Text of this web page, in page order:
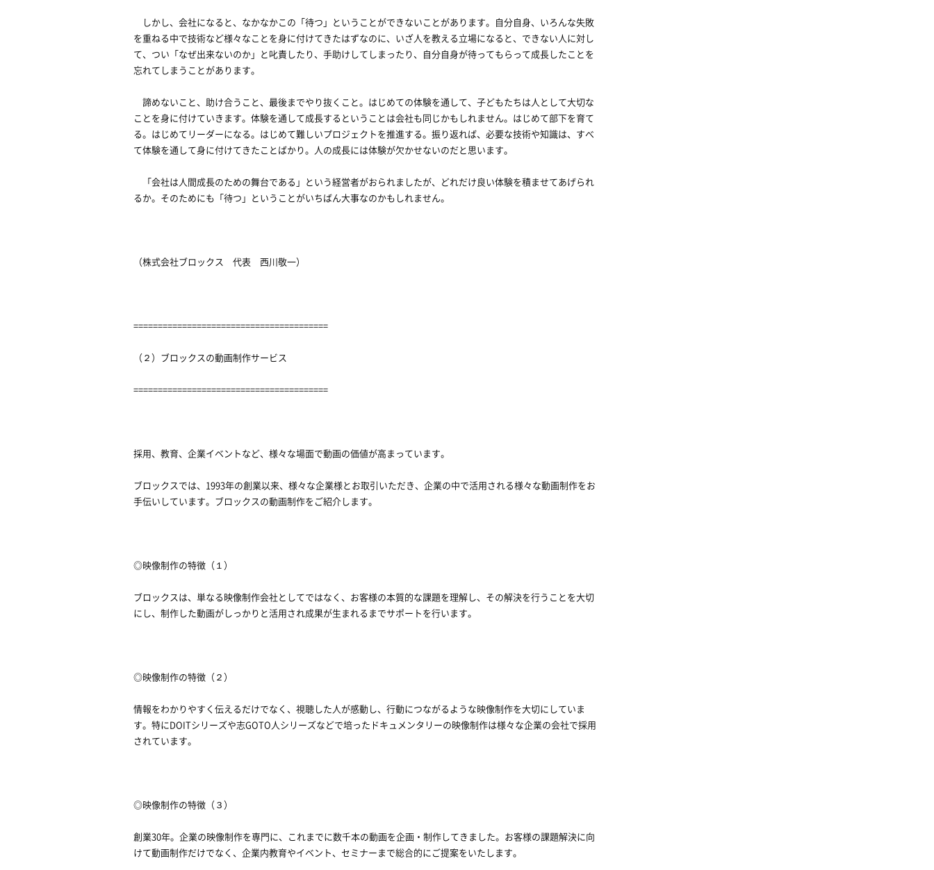
しかし、会社になると、なかなかこの「待つ」ということができないことがあります。自分自身、いろんな失敗
を重ねる中で技術など様々なことを身に付けてきたはずなのに、いざ人を教える立場になると、できない人に対し
て、つい「なぜ出来ないのか」と叱責したり、手助けしてしまったり、自分自身が待ってもらって成長したことを
忘れてしまうことがあります。
諦めないこと、助け合うこと、最後までやり抜くこと。はじめての体験を通して、子どもたちは人として大切な
ことを身に付けていきます。体験を通して成長するということは会社も同じかもしれません。はじめて部下を育て
る。はじめてリーダーになる。はじめて難しいプロジェクトを推進する。振り返れば、必要な技術や知識は、すべ
て体験を通して身に付けてきたことばかり。人の成長には体験が欠かせないのだと思います。
「会社は人間成長のための舞台である」という経営者がおられましたが、どれだけ良い体験を積ませてあげられ
るか。そのためにも「待つ」ということがいちばん大事なのかもしれません。
（株式会社ブロックス 代表 西川敬一）
========================================
（２）ブロックスの動画制作サービス
========================================
採用、教育、企業イベントなど、様々な場面で動画の価値が高まっています。
ブロックスでは、1993年の創業以来、様々な企業様とお取引いただき、企業の中で活用される様々な動画制作をお
手伝いしています。ブロックスの動画制作をご紹介します。
◎映像制作の特徴（１）
ブロックスは、単なる映像制作会社としてではなく、お客様の本質的な課題を理解し、その解決を行うことを大切
にし、制作した動画がしっかりと活用され成果が生まれるまでサポートを行います。
◎映像制作の特徴（２）
情報をわかりやすく伝えるだけでなく、視聴した人が感動し、行動につながるような映像制作を大切にしていま
す。特にDOITシリーズや志GOTO人シリーズなどで培ったドキュメンタリーの映像制作は様々な企業の会社で採用
されています。
◎映像制作の特徴（３）
創業30年。企業の映像制作を専門に、これまでに数千本の動画を企画・制作してきました。お客様の課題解決に向
けて動画制作だけでなく、企業内教育やイベント、セミナーまで総合的にご提案をいたします。